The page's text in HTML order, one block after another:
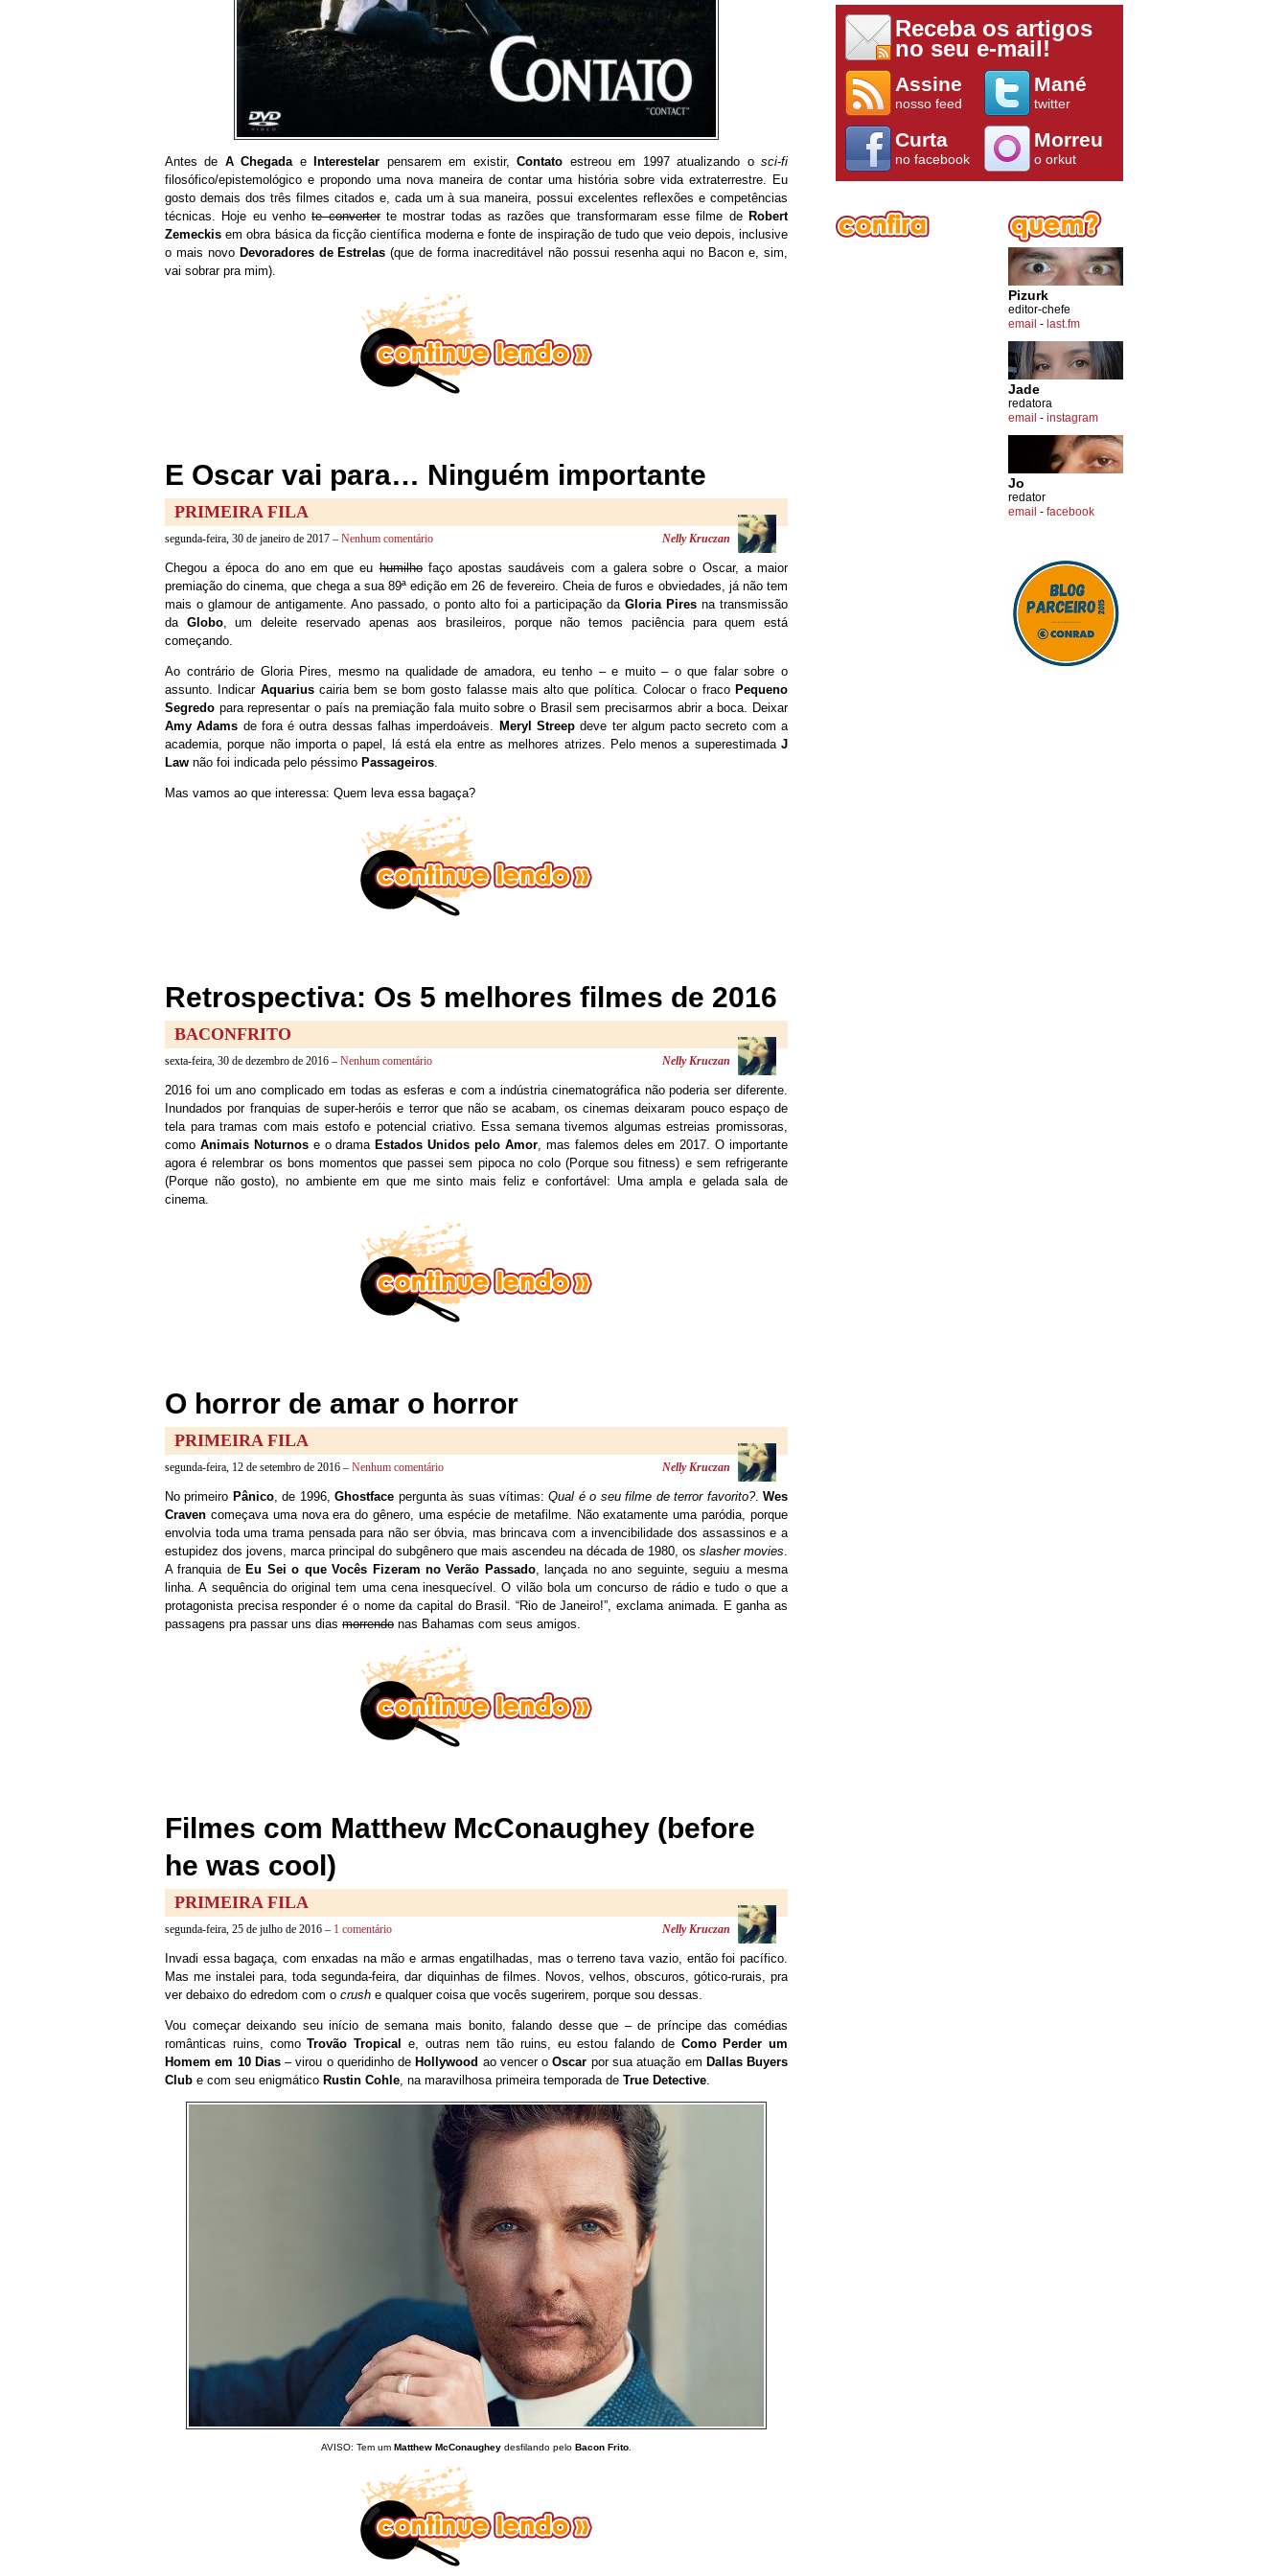
Antes de A Chegadae Interestelar pensarem em existir,Contato estreou em 1997 atualizando osci-fi
filosófico/epistemológico e propondo uma nova maneira de contar uma história sobre vida extraterrestre. Eu
gosto demais dos três filmes citados e, cada um à sua maneira, possui excelentes reflexões e competências
técnicas. Hoje eu venhote converterte mostrar todas as razões que transformaram esse filme de Robert
Zemeckis em obra básica da ficção científica moderna e fonte de inspiração de tudo que veio depois, inclusive
o mais novo Devoradores de Estrelas (que de forma inacreditável não possui resenha aqui no Bacon e, sim,
vai sobrar pra mim).
E Oscar vai para… Ninguém importante
PRIMEIRA FILA
segunda-feira, 30 de janeiro de 2017 – Nenhum comentário Nelly Kruczan
Chegou a época do ano em que euhumilhofaço apostas saudáveis com a galera sobre o Oscar, a maior
premiação do cinema, que chega a sua 89ª edição em 26 de fevereiro. Cheia de furos e obviedades, já não tem
mais o glamour de antigamente. Ano passado, o ponto alto foi a participação da Gloria Pires na transmissão
da Globo, um deleite reservado apenas aos brasileiros, porque não temos paciência para quem está
começando.
Ao contrário de Gloria Pires, mesmo na qualidade de amadora, eu tenho – e muito – o que falar sobre o
assunto. Indicar Aquariuscairia bem se bom gosto falasse mais alto que política. Colocar o fraco Pequeno
Segredo para representar o país na premiação fala muito sobre o Brasil sem precisarmos abrir a boca. Deixar
Amy Adams de fora é outra dessas falhas imperdoáveis. Meryl Streepdeve ter algum pacto secreto com a
academia, porque não importa o papel, lá está ela entre as melhores atrizes. Pelo menos a superestimada J
Law não foi indicada pelo péssimo Passageiros.
Mas vamos ao que interessa: Quem leva essa bagaça?
Retrospectiva: Os 5 melhores filmes de 2016
BACONFRITO
sexta-feira, 30 de dezembro de 2016 – Nenhum comentário Nelly Kruczan
2016 foi um ano complicado em todas as esferas e com a indústria cinematográfica não poderia ser diferente.
Inundados por franquias de super-heróis e terror que não se acabam, os cinemas deixaram pouco espaço de
tela para tramas com mais estofo e potencial criativo. Essa semana tivemos algumas estreias promissoras,
como Animais Noturnose o drama Estados Unidos pelo Amor, mas falemos deles em 2017. O importante
agora é relembrar os bons momentos que passei sem pipoca no colo (Porque sou fitness) e sem refrigerante
(Porque não gosto), no ambiente em que me sinto mais feliz e confortável: Uma ampla e gelada sala de
cinema.
O horror de amar o horror
PRIMEIRA FILA
segunda-feira, 12 de setembro de 2016 – Nenhum comentário Nelly Kruczan
No primeiro Pânico, de 1996,Ghostface pergunta às suas vítimas:Qual é o seu filme de terror favorito?.Wes
Craven começava uma nova era do gênero, uma espécie de metafilme. Não exatamente uma paródia, porque
envolvia toda uma trama pensada para não ser óbvia, mas brincava com a invencibilidade dos assassinos e a
estupidez dos jovens, marca principal do subgênero que mais ascendeu na década de 1980, os slasher movies.
A franquia de Eu Sei o que Vocês Fizeram no Verão Passado, lançada no ano seguinte, seguiu a mesma
linha. A sequência do original tem uma cena inesquecível. O vilão bola um concurso de rádio e tudo o que a
protagonista precisa responder é o nome da capital do Brasil. “Rio de Janeiro!”, exclama animada. E ganha as
passagens pra passar uns dias morrendo nas Bahamas com seus amigos.
Filmes com Matthew McConaughey (before
he was cool)
PRIMEIRA FILA
segunda-feira, 25 de julho de 2016 – 1 comentário Nelly Kruczan
Invadi essa bagaça, com enxadas na mão e armas engatilhadas, mas o terreno tava vazio, então foi pacífico.
Mas me instalei para, toda segunda-feira, dar diquinhas de filmes. Novos, velhos, obscuros, gótico-rurais, pra
ver debaixo do edredom com o crush e qualquer coisa que vocês sugerirem, porque sou dessas.
Vou começar deixando seu início de semana mais bonito, falando desse que – de príncipe das comédias
românticas ruins, comoTrovão Tropical e, outras nem tão ruins, eu estou falando de Como Perder um
Homem em 10 Dias– virou o queridinho de Hollywood ao vencer oOscar por sua atuação em Dallas Buyers
Club e com seu enigmático Rustin Cohle, na maravilhosa primeira temporada de True Detective.
AVISO: Tem um Matthew McConaughey desfilando pelo Bacon Frito
Receba os artigos
no seu e-mail!
Assine
nosso feed
Mané
twitter
Curta
no facebook
Morreu
o orkut
Pizurk
editor-chefe
email - last.fm
Jade
redatora
email - instagram
Jo
redator
email - facebook